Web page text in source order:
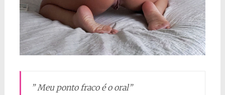
” Meu ponto fraco é o oral”